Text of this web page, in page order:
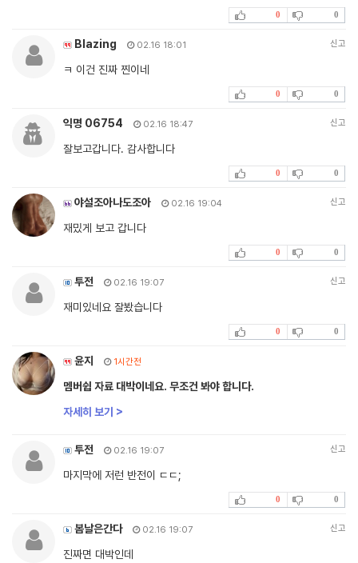
0 0
Blazing 02.16 18:01 신고
ㅋ 이건 진짜 찐이네
0 0
익명 06754 02.16 18:47 신고
잘보고갑니다. 감사합니다
0 0
야설조아나도조아 02.16 19:04 신고
재밌게 보고 갑니다
0 0
투전 02.16 19:07 신고
재미있네요 잘봤습니다
0 0
윤지 1시간전
멤버쉽 자료 대박이네요. 무조건 봐야 합니다.
자세히 보기 >
투전 02.16 19:07 신고
마지막에 저런 반전이 ㄷㄷ;
0 0
봄날은간다 02.16 19:07 신고
진짜면 대박인데